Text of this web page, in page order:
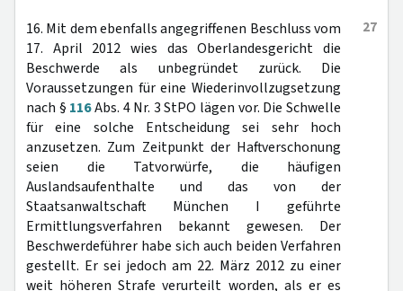
27
16. Mit dem ebenfalls angegriffenen Beschluss vom
17. April 2012 wies das Oberlandesgericht die
Beschwerde als unbegründet zurück. Die
Voraussetzungen für eine Wiederinvollzugsetzung
nach § 116Abs. 4 Nr. 3 StPO lägen vor. Die Schwelle
für eine solche Entscheidung sei sehr hoch
anzusetzen. Zum Zeitpunkt der Haftverschonung
seien die Tatvorwürfe, die häufigen
Auslandsaufenthalte und das von der
Staatsanwaltschaft München I geführte
Ermittlungsverfahren bekannt gewesen. Der
Beschwerdeführer habe sich auch beiden Verfahren
gestellt. Er sei jedoch am 22. März 2012 zu einer
weit höheren Strafe verurteilt worden, als er es